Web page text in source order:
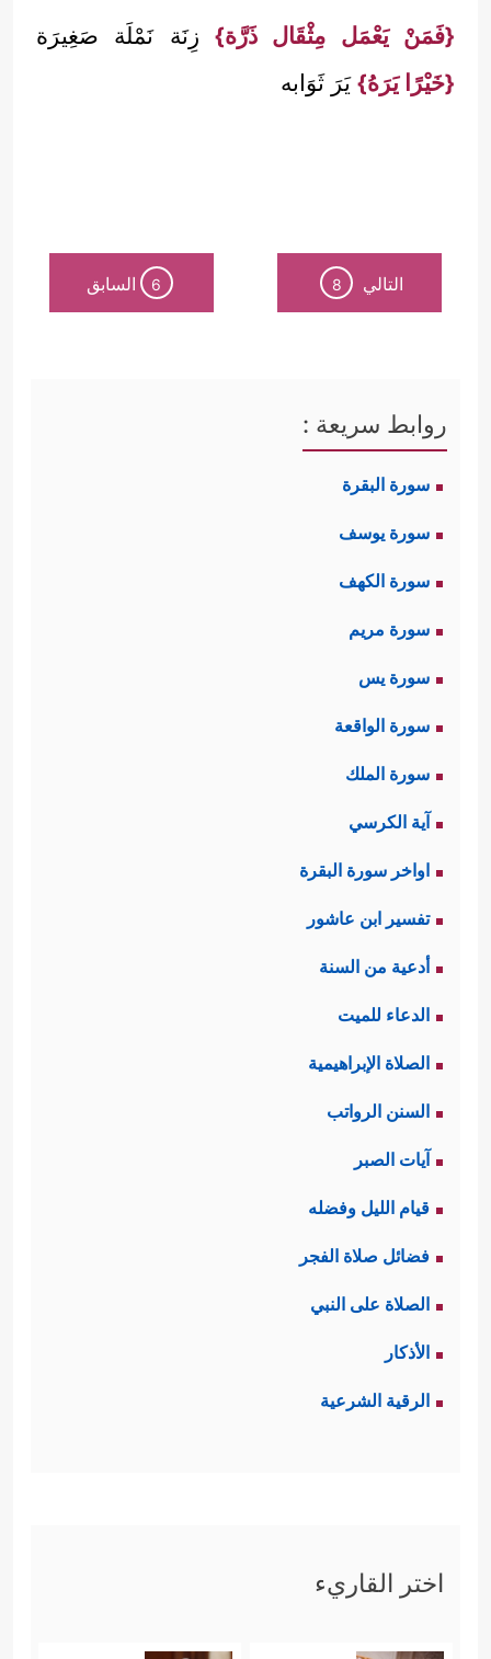
{فَمَنْ يَعْمَل مِثْقَال ذَرَّة} زِنَة نَمْلَة صَغِيرَة
{خَيْرًا يَرَهُ} يَرَ ثَوَابه
التالي 8
6 السابق
روابط سريعة :
سورة البقرة
سورة يوسف
سورة الكهف
سورة مريم
سورة يس
سورة الواقعة
سورة الملك
آية الكرسي
اواخر سورة البقرة
تفسير ابن عاشور
أدعية من السنة
الدعاء للميت
الصلاة الإبراهيمية
السنن الرواتب
آيات الصبر
قيام الليل وفضله
فضائل صلاة الفجر
الصلاة على النبي
الأذكار
الرقية الشرعية
اختر القاريء